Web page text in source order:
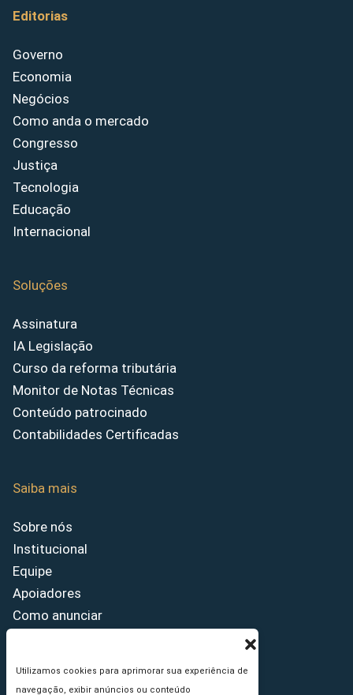
Utilizamos cookies para aprimorar sua experiência de
navegação, exibir anúncios ou conteúdo
Editorias
Governo
Economia
Negócios
Como anda o mercado
Congresso
Justiça
Tecnologia
Educação
Internacional
Soluções
Assinatura
IA Legislação
Curso da reforma tributária
Monitor de Notas Técnicas
Conteúdo patrocinado
Contabilidades Certificadas
Saiba mais
Sobre nós
Institucional
Equipe
Apoiadores
Como anunciar